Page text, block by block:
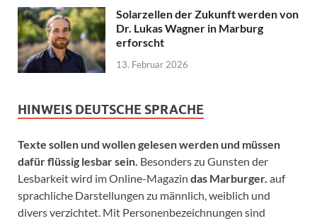
Solarzellen der Zukunft werden von
Dr. Lukas Wagner in Marburg
erforscht
13. Februar 2026
HINWEIS DEUTSCHE SPRACHE
Texte sollen und wollen gelesen werden und müssen
dafür flüssig lesbar sein. Besonders zu Gunsten der
Lesbarkeit wird im Online-Magazin das Marburger. auf
sprachliche Darstellungen zu männlich, weiblich und
divers verzichtet. Mit Personenbezeichnungen sind